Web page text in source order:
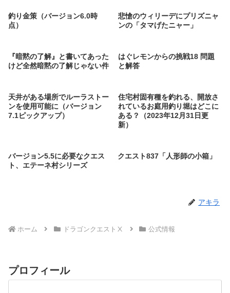
釣り金策（バージョン6.0時
点）
悲愴のウィリーデにプリズニャ
ンの「タマげたニャー」
『暗黙の了解』と書いてあった
けど全然暗黙の了解じゃない件
はぐレモンからの挑戦18 問題
と解答
天井がある場所でルーラストー
ンを使用可能に（バージョン
7.1ピックアップ）
住宅村固有種を釣れる、開放さ
れているお庭用釣り堀はどこに
ある？（2023年12月31日更
新）
バージョン5.5に必要なクエス
ト、エテーネ村シリーズ
クエスト837「人形師の小箱」
アキラ
ホーム ドラゴンクエストⅩ 公式情報
プロフィール